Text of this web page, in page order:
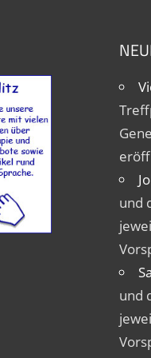
und
und